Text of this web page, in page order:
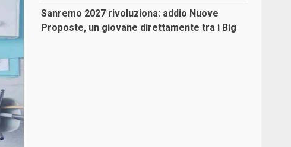
Sanremo 2027 rivoluziona: addio Nuove
Proposte, un giovane direttamente tra i Big